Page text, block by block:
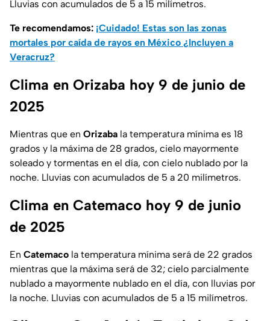
Lluvias con acumulados de 5 a 15 milímetros.
Te recomendamos: ¡Cuidado! Estas son las zonas
mortales por caída de rayos en México ¿Incluyen a
Veracruz?
Clima en Orizaba hoy 9 de junio de
2025
Mientras que en Orizaba la temperatura mínima es 18
grados y la máxima de 28 grados, cielo mayormente
soleado y tormentas en el día, con cielo nublado por la
noche. Lluvias con acumulados de 5 a 20 milímetros.
Clima en Catemaco hoy 9 de junio
de 2025
En Catemaco la temperatura mínima será de 22 grados
mientras que la máxima será de 32; cielo parcialmente
nublado a mayormente nublado en el día, con lluvias por
la noche. Lluvias con acumulados de 5 a 15 milímetros.